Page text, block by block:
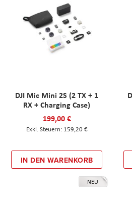
DJI Mic Mini 2S (2 TX + 1
RX + Charging Case)
199,00 €
159,20 €
IN DEN WARENKORB
NEU